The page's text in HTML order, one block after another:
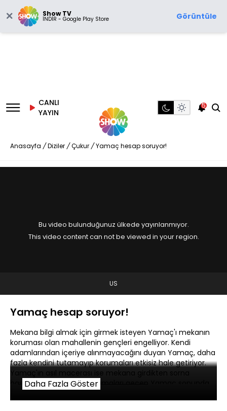
Show TV
İNDİR - Google Play Store Görüntüle
CANLI
YAYIN
5
Anasayfa / Diziler / Çukur / Yamaç hesap soruyor!
Bu video bulunduğunuz ülkede yayınlanmıyor.
This video content can not be viewed in your region.
US
Yamaç hesap soruyor!
Mekana bilgi almak için girmek isteyen Yamaç'ı mekanın
koruması olan mahallenin gençleri engelliyor. Kendi
adamlarından içeriye alınmayacağını duyan Yamaç, daha
fazla kendini tutamayıp korumaları etkisiz hale getiriyor.
Yamaç'ın asıl macerası ise mekana girdikten sorna
başlıyor. Tek tek tüm korumaları geçen Yamaç sonunda
Daha Fazla Göster